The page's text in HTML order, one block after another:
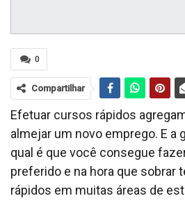
0
Compartilhar
Efetuar cursos rápidos
almejar um novo emprego. E a
qual é que você consegue
preferido e na hora que sobrar
rápidos em muitas áreas de